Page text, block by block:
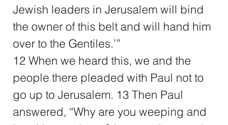
Jewish leaders in Jerusalem will bind
the owner of this belt and will hand him
over to the Gentiles.’”
12 When we heard this, we and the
people there pleaded with Paul not to
go up to Jerusalem. 13 Then Paul
answered, “Why are you weeping and